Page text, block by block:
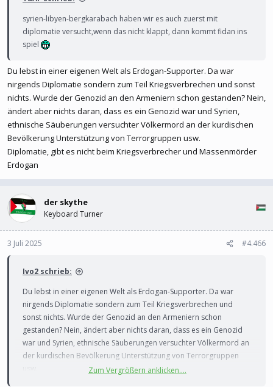
syrien-libyen-bergkarabach haben wir es auch zuerst mit
diplomatie versucht,wenn das nicht klappt, dann kommt fidan ins
spiel
Du lebst in einer eigenen Welt als Erdogan-Supporter. Da war
nirgends Diplomatie sondern zum Teil Kriegsverbrechen und sonst
nichts. Wurde der Genozid an den Armeniern schon gestanden? Nein,
ändert aber nichts daran, dass es ein Genozid war und Syrien,
ethnische Säuberungen versuchter Völkermord an der kurdischen
Bevölkerung Unterstützung von Terrorgruppen usw.
Diplomatie, gibt es nicht beim Kriegsverbrecher und Massenmörder
Erdogan
der skythe
Keyboard Turner
3 Juli 2025 #4.466
Ivo2 schrieb:
Du lebst in einer eigenen Welt als Erdogan-Supporter. Da war
nirgends Diplomatie sondern zum Teil Kriegsverbrechen und
sonst nichts. Wurde der Genozid an den Armeniern schon
gestanden? Nein, ändert aber nichts daran, dass es ein Genozid
war und Syrien, ethnische Säuberungen versuchter Völkermord an
der kurdischen Bevölkerung Unterstützung von Terrorgruppen
Zum Vergrößern anklicken....